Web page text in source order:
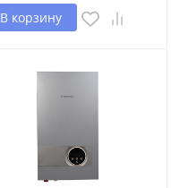
В корзину